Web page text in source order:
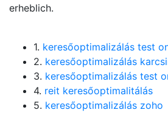
erheblich.
1. keresőoptimalizálás test
2. keresőoptimalizálás
3. keresőoptimalizálás test
4. reit keresőoptimalitálás
5. keresőoptimalizálás zoho